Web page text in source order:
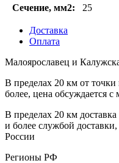
Сечение, мм2:
25
Доставка
Оплата
Малоярославец и
В пределах 20 км от
более, цена обсуждается
В пределах 20 км
и более службой
России
Регионы РФ